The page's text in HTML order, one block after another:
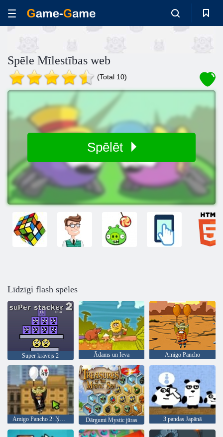
Spēle Mīlestības web
(Total 10)
Spēlēt
Līdzīgi flash spēles
Super krāvējs 2 Ādams un Ieva Amigo Pancho
Amigo Pancho 2: Ņujorkas ballīte Dārgumi Mystic jūras 3 pandas Japānā